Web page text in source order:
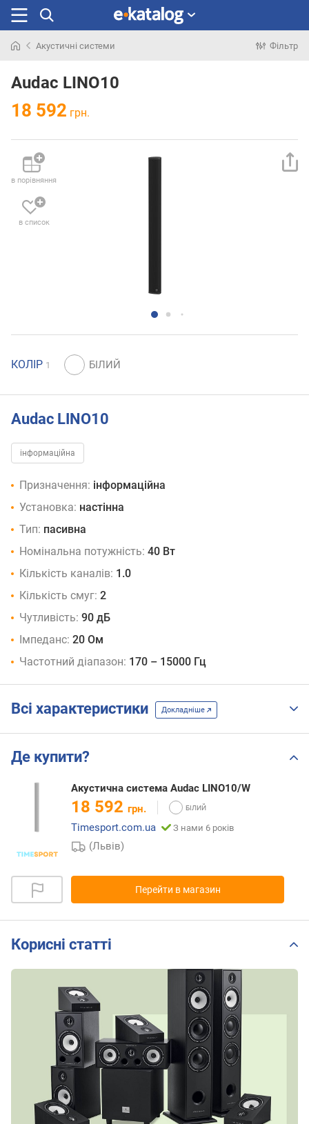
раніше
Акустичні системи Фільтр
Audac LINO10
18 592 грн.
в порівняння
в список
КОЛІР 1
Audac LINO10
інформаційна
Призначення: інформаційна
Установка: настінна
Тип: пасивна
Номінальна потужність: 40 Вт
Кількість каналів: 1.0
Кількість смуг: 2
Чутливість: 90 дБ
Імпеданс: 20 Ом
Частотний діапазон: 170 – 15000 Гц
Всі характеристики Докладніше
Де купити?
Акустична система Audac LINO10/W
18 592 грн.
Timesport.com.ua
З нами 6 років
(Львів)
Перейти в магазин
Корисні статті